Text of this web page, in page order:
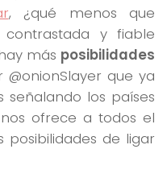
, ¿qué menos que
y fiable
más posibilidades
@onionSlayer que ya
señalando los países
ofrece a todos el
de ligar